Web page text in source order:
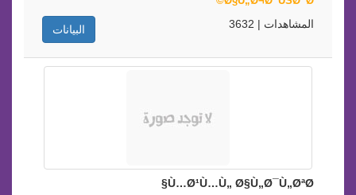
البيانات المشاهدات | 3632
Ù…Ø¹Ù…Ù„ Ø§Ù„Ø¯Ù„ØªØ§